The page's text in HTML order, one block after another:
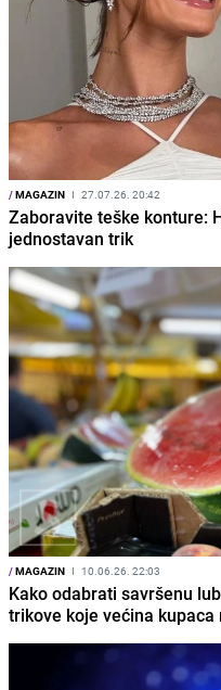
/MAGAZIN I 27.07.26. 20:42
Zaboravite teške konture:
jednostavan trik
/MAGAZIN I 10.06.26. 22:03
Kako odabrati savršenu
trikove koje većina kupaca